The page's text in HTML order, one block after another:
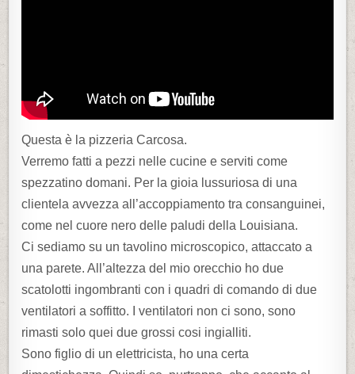
Questa è la pizzeria Carcosa.
Verremo fatti a pezzi nelle cucine e serviti come
spezzatino domani. Per la gioia lussuriosa di una
clientela avvezza all’accoppiamento tra consanguinei,
come nel cuore nero delle paludi della Louisiana.
Ci sediamo su un tavolino microscopico, attaccato a
una parete. All’altezza del mio orecchio ho due
scatolotti ingombranti con i quadri di comando di due
ventilatori a soffitto. I ventilatori non ci sono, sono
rimasti solo quei due grossi cosi ingialliti.
Sono figlio di un elettricista, ho una certa